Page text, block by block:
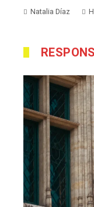
Natalia Díaz